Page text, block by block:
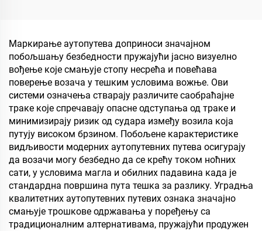
ЕВА материјала
Маркирање аутопутева доприноси значајном
побољшању безбедности пружајући јасно визуелно
вођење које смањује стопу несрећа и повећава
поверење возача у тешким условима вожње. Ови
системи означења стварају различите саобраћајне
траке које спречавају опасне одступања од траке и
минимизирају ризик од судара између возила која
путују високом брзином. Побољене карактеристике
видљивости модерних аутопутевних путева осигурају
да возачи могу безбедно да се крећу током ноћних
сати, у условима магла и обилних падавина када је
стандардна површина пута тешка за разлику. Уградња
квалитетних аутопутевних путевих ознака значајно
смањује трошкове одржавања у поређењу са
традиционалним алтернативама, пружајући продужен